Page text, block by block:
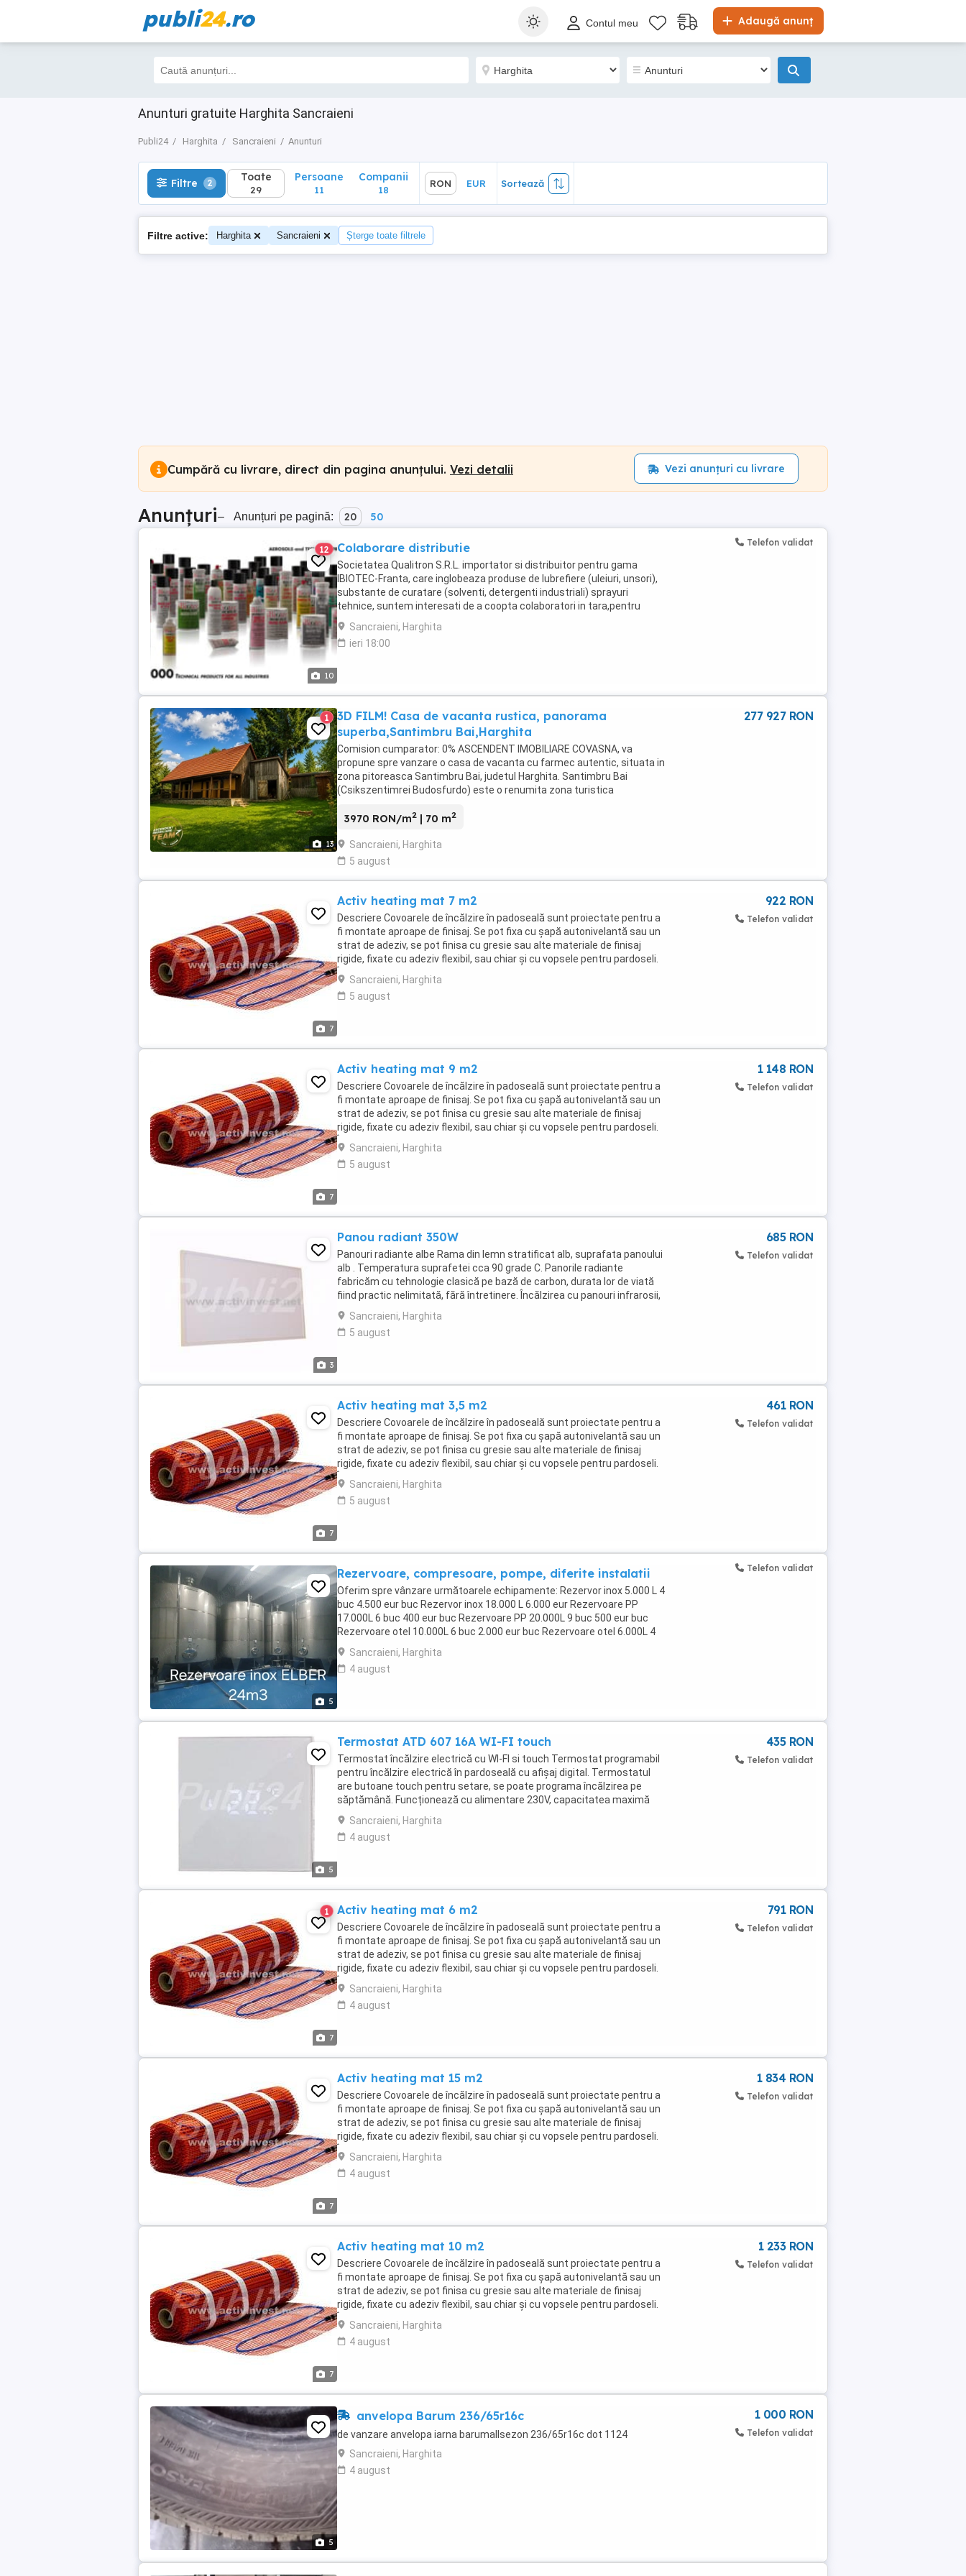
publi24.ro Adaugă anunț
Contul meu
Anunturi gratuite Harghita Sancraieni
Publi24 Harghita Sancraieni Anunturi
Filtre 2 Toate
29
Sortează
Filtre 2 Toate
29
Persoane
11
Companii
18
RON EUR Sortează
Filtre active: Harghita Sancraieni Șterge toate filtrele
Cumpără cu livrare, direct din pagina anunțului. Vezi detalii Vezi anunțuri cu livrare
Anunțuri– Anunțuri pe pagină: 20 50
10
12 Colaborare distributie
Societatea Qualitron S.R.L. importator si distribuitor pentru gama
IBIOTEC-Franta, care inglobeaza produse de lubrefiere (uleiuri, unsori),
substante de curatare (solventi, detergenti industriali) sprayuri
tehnice, suntem interesati de a coopta colaboratori in tara,pentru
vanzarea directa catre industrie ...
Sancraieni, Harghita
ieri 18:00
Telefon validat
13
1
3D FILM! Casa de vacanta rustica, panorama
superba,Santimbru Bai,Harghita
Comision cumparator: 0% ASCENDENT IMOBILIARE COVASNA, va
propune spre vanzare o casa de vacanta cu farmec autentic, situata in
zona pitoreasca Santimbru Bai, judetul Harghita. Santimbru Bai
(Csikszentimrei Budosfurdo) este o renumita zona turistica
3970 RON/m2 | 70 m2
Sancraieni, Harghita
5 august
277 927 RON
7
Activ heating mat 7 m2
Descriere Covoarele de încălzire în padoseală sunt proiectate pentru a
fi montate aproape de finisaj. Se pot fixa cu șapă autonivelantă sau un
strat de adeziv, se pot finisa cu gresie sau alte materiale de finisaj
rigide, fixate cu adeziv flexibil, sau chiar și cu vopsele pentru pardoseli.
Încălzirea ...
Sancraieni, Harghita
5 august
922 RON
Telefon validat
7
Activ heating mat 9 m2
Descriere Covoarele de încălzire în padoseală sunt proiectate pentru a
fi montate aproape de finisaj. Se pot fixa cu șapă autonivelantă sau un
strat de adeziv, se pot finisa cu gresie sau alte materiale de finisaj
rigide, fixate cu adeziv flexibil, sau chiar și cu vopsele pentru pardoseli.
Încălzirea ...
Sancraieni, Harghita
5 august
1 148 RON
Telefon validat
3
Panou radiant 350W
Panouri radiante albe Rama din lemn stratificat alb, suprafata panoului
alb . Temperatura suprafetei cca 90 grade C. Panorile radiante
fabricăm cu tehnologie clasică pe bază de carbon, durata lor de viată
fiind practic nelimitată, fără întretinere. Încălzirea cu panouri infrarosii,
contrar sistemelor ...
Sancraieni, Harghita
5 august
685 RON
Telefon validat
7
Activ heating mat 3,5 m2
Descriere Covoarele de încălzire în padoseală sunt proiectate pentru a
fi montate aproape de finisaj. Se pot fixa cu șapă autonivelantă sau un
strat de adeziv, se pot finisa cu gresie sau alte materiale de finisaj
rigide, fixate cu adeziv flexibil, sau chiar și cu vopsele pentru pardoseli.
Încălzirea ...
Sancraieni, Harghita
5 august
461 RON
Telefon validat
5
Rezervoare, compresoare, pompe, diferite instalatii
Oferim spre vânzare următoarele echipamente: Rezervor inox 5.000 L 4
buc 4.500 eur buc Rezervor inox 18.000 L 6.000 eur Rezervoare PP
17.000L 6 buc 400 eur buc Rezervoare PP 20.000L 9 buc 500 eur buc
Rezervoare otel 10.000L 6 buc 2.000 eur buc Rezervoare otel 6.000L 4
buc 1.500 eur ...
Sancraieni, Harghita
4 august
Telefon validat
5
Termostat ATD 607 16A WI-FI touch
Termostat încălzire electrică cu WI-FI si touch Termostat programabil
pentru încălzire electrică în pardoseală cu afișaj digital. Termostatul
are butoane touch pentru setare, se poate programa încălzirea pe
săptămână. Funcționează cu alimentare 230V, capacitatea maximă
este de 16A. Termostatul este ...
Sancraieni, Harghita
4 august
435 RON
Telefon validat
7
1 Activ heating mat 6 m2
Descriere Covoarele de încălzire în padoseală sunt proiectate pentru a
fi montate aproape de finisaj. Se pot fixa cu șapă autonivelantă sau un
strat de adeziv, se pot finisa cu gresie sau alte materiale de finisaj
rigide, fixate cu adeziv flexibil, sau chiar și cu vopsele pentru pardoseli.
Încălzirea ...
Sancraieni, Harghita
4 august
791 RON
Telefon validat
7
Activ heating mat 15 m2
Descriere Covoarele de încălzire în padoseală sunt proiectate pentru a
fi montate aproape de finisaj. Se pot fixa cu șapă autonivelantă sau un
strat de adeziv, se pot finisa cu gresie sau alte materiale de finisaj
rigide, fixate cu adeziv flexibil, sau chiar și cu vopsele pentru pardoseli.
Încălzirea ...
Sancraieni, Harghita
4 august
1 834 RON
Telefon validat
7
Activ heating mat 10 m2
Descriere Covoarele de încălzire în padoseală sunt proiectate pentru a
fi montate aproape de finisaj. Se pot fixa cu șapă autonivelantă sau un
strat de adeziv, se pot finisa cu gresie sau alte materiale de finisaj
rigide, fixate cu adeziv flexibil, sau chiar și cu vopsele pentru pardoseli.
Încălzirea ...
Sancraieni, Harghita
4 august
1 233 RON
Telefon validat
5
anvelopa Barum 236/65r16c
de vanzare anvelopa iarna barumallsezon 236/65r16c dot 1124
Sancraieni, Harghita
4 august
1 000 RON
Telefon validat